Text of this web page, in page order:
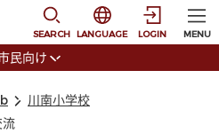
SEARCH
選択すると言語の切
LANGUAGE LOGIN MENU
民向け
川南小学校